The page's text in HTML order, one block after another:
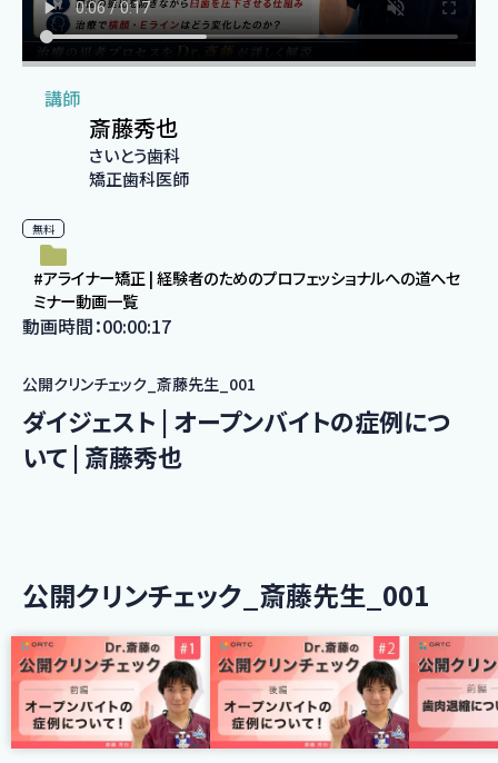
公開クリンチェック_斎藤先生_001
ダイジェスト | オープンバイトの症例につ
いて | 斎藤秀也
講師
斎藤秀也
さいとう歯科
矯正歯科医師
無料
#アライナー矯正 | 経験者のためのプロフェッショナルへの道へセ
ミナー動画一覧
動画時間：00:00:17
公開クリンチェック_斎藤先生_001